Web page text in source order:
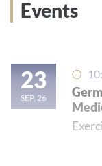
Events
23
SEP, 26